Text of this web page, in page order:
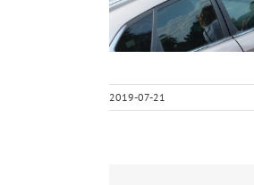
2019-07-21